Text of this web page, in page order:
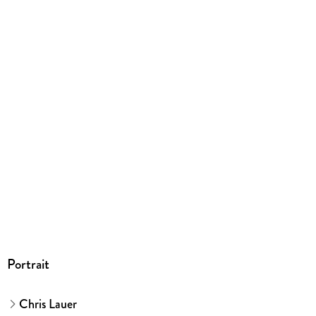
Portrait
Chris Lauer